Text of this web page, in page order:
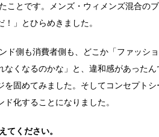
ことです。メンズ・ウィメンズ混合の
」とひらめきました。
側も消費者側も、どこか「ファッシ
なくなるのかな」と、違和感があった
固めてみました。そしてコンセプト
化することになりました。
てください。